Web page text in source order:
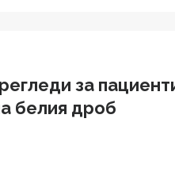
за
белия дроб